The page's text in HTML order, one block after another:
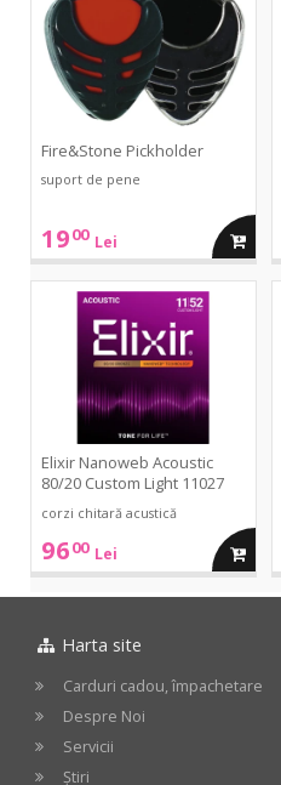
Fire&Stone Pickholder
suport de pene
1900 Lei adauga
Nanoweb
Acoustic
Elixir Nanoweb Acoustic
80/20 Custom Light 11027
corzi chitară acustică
9600 Lei adauga
in
Harta site
Carduri cadou, împachetare
Despre Noi
Servicii
Știri